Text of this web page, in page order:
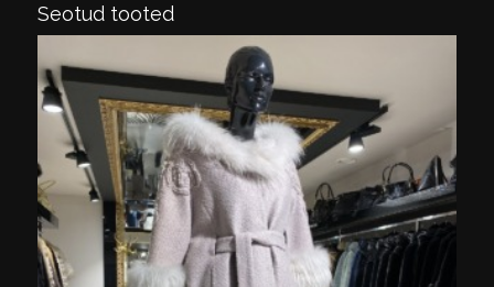
Seotud tooted